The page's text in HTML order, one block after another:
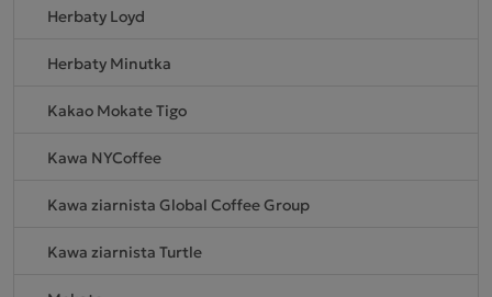
Herbaty Loyd
Herbaty Minutka
Kakao Mokate Tigo
Kawa NYCoffee
Kawa ziarnista Global Coffee Group
Kawa ziarnista Turtle